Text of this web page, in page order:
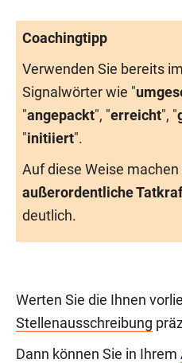
Coachingtipp
Verwenden Sie bereits
Signalwörter wie "
"angepackt", "erreicht", "
"initiiert".
Auf diese Weise machen
außerordentliche
deutlich.
Werten Sie die Ihnen
Stellenausschreibung
Dann können Sie in Ihrem